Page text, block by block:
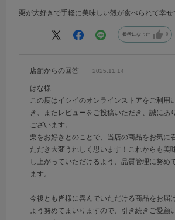
栗が大好きで手軽に美味しい殻が食べられて幸せ
参考になった 0
店舗からの回答 2025.11.14
はな様
この度はイシイのオンラインストアをご利用
き、またレビューをご投稿いただき、誠にあ
ございます。
栗をお好きとのことで、当店の商品をお気に
ただき大変うれしく思います！これからも美
し上がっていただけるよう、品質管理に努め
ます。
今後とも皆様に喜んでいただける商品をお届
よう努めてまいりますので、引き続きご愛顧